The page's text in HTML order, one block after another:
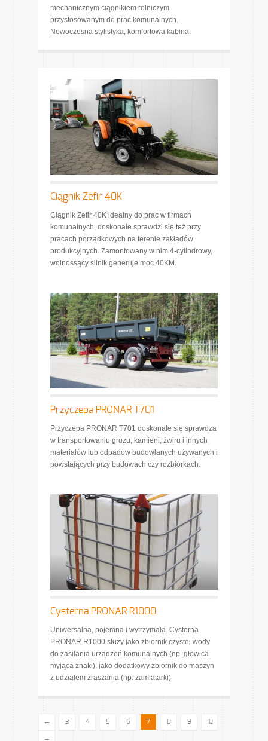
mechanicznym ciągnikiem rolniczym
przystosowanym do prac komunalnych.
Nowoczesna stylistyka, komfortowa kabina.
Ciągnik Zefir 40K
Ciągnik Zefir 40K idealny do prac w firmach
komunalnych, doskonale sprawdzi się też przy
pracach porządkowych na terenie zakładów
produkcyjnych. Zamontowany w nim 4-cylindrowy,
wolnossący silnik generuje moc 40KM.
Przyczepa PRONAR T701
Przyczepa PRONAR T701 doskonale się sprawdza
w transportowaniu gruzu, kamieni, żwiru i innych
materiałów lub odpadów budowlanych używanych i
powstających przy budowach czy rozbiórkach.
Cysterna PRONAR R1000
Uniwersalna, pojemna i wytrzymała. Cysterna
PRONAR R1000 służy jako zbiornik czystej wody
do zasilania urządzeń komunalnych (np. głowica
myjąca znaki), jako dodatkowy zbiornik do maszyn
z udziałem zraszania (np. zamiatarki)
← 3 4 5 6 7 8 9 10
→